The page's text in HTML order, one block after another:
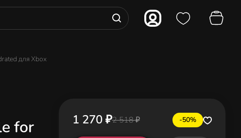
для Xbox
for
1 270 ₽2 518 ₽ -50%